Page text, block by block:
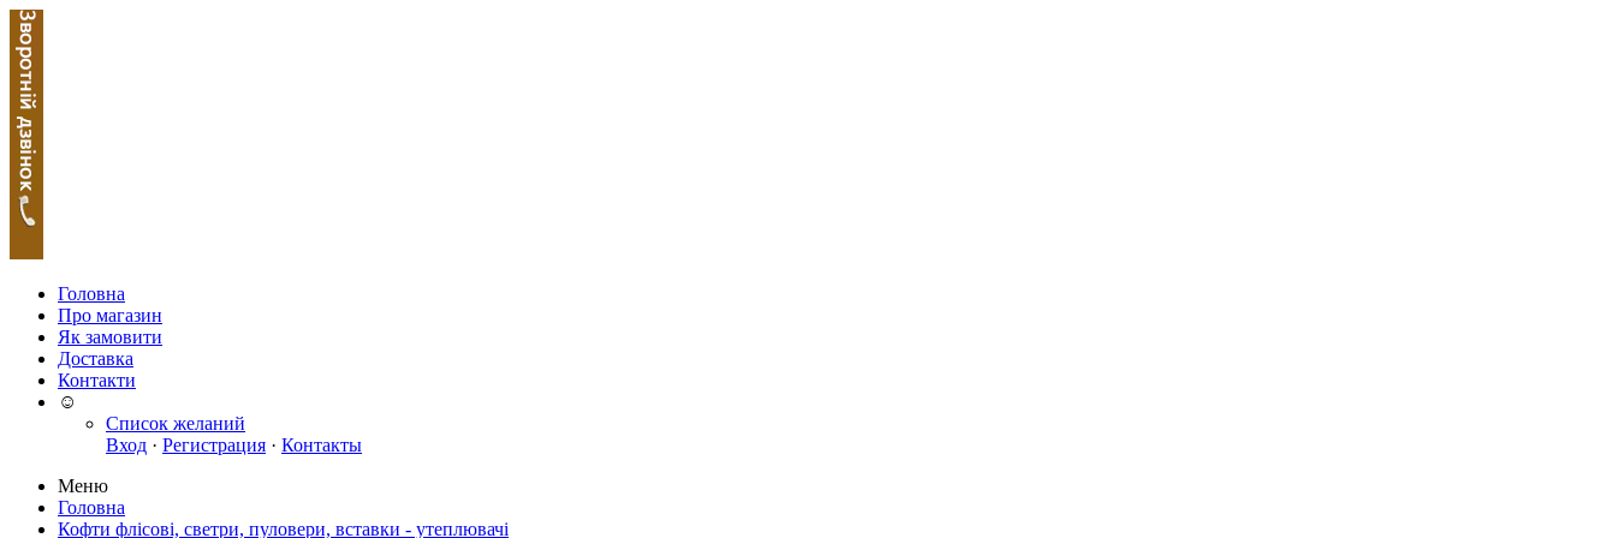
Головна
Про магазин
Як замовити
Доставка
Контакти
☺
Список желаний
Вход · Регистрация · Контакты
Меню
Головна
Кофти флісові, светри, пуловери, вставки - утеплювачі